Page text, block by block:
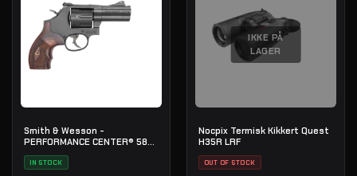
Smith & Wesson -
PERFORMANCE CENTER® 586
L-COMP
IN STOCK
IKKE PÅ
LAGER
Nocpix Termisk Kikkert Quest
H35R LRF
OUT OF STOCK